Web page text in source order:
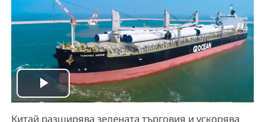
P
Китай разширява зелената търговия и ускорява